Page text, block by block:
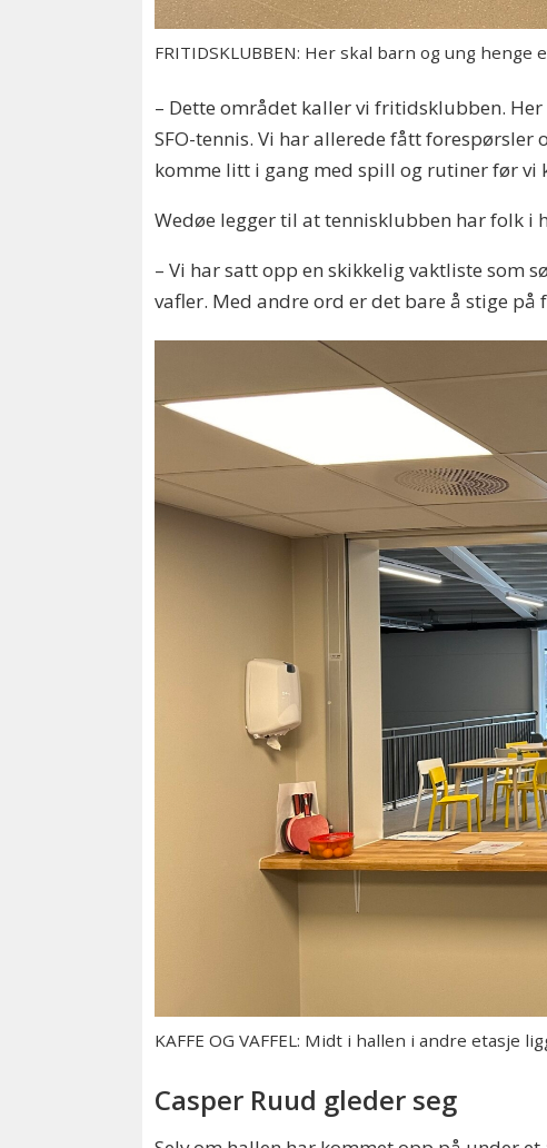
FRITIDSKLUBBEN: Her skal barn og ung
– Dette området kaller vi fritidsklubben.
SFO-tennis. Vi har allerede fått
komme litt i gang med spill og rutiner før vi
Wedøe legger til at tennisklubben har folk i
– Vi har satt opp en skikkelig vaktliste som
vafler. Med andre ord er det bare å stige på
KAFFE OG VAFFEL: Midt i hallen i andre
Casper Ruud gleder seg